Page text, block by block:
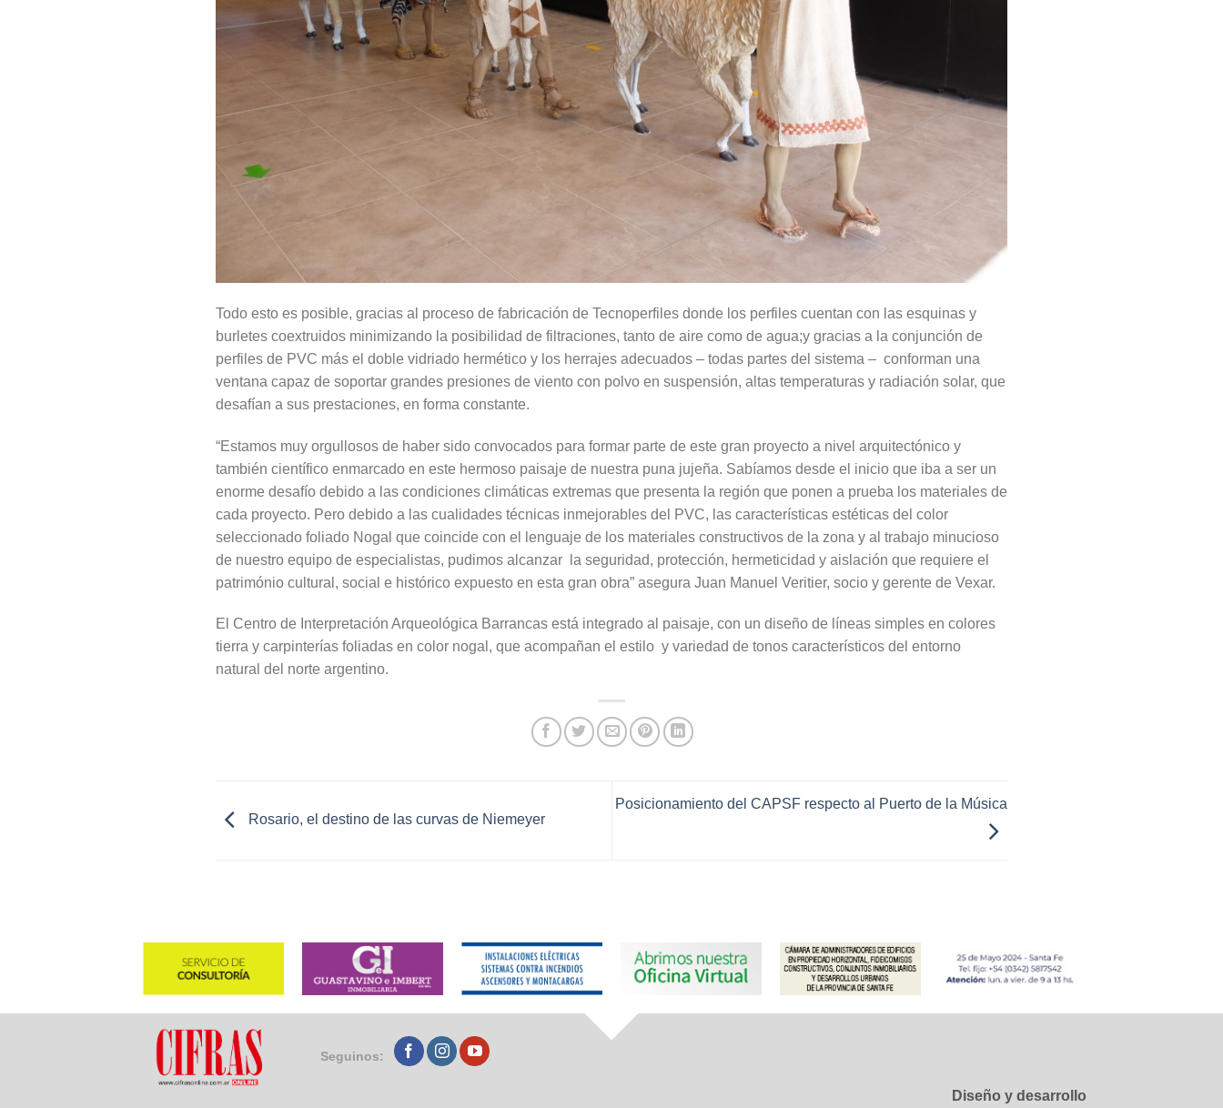
Todo esto es posible, gracias al proceso de fabricación de Tecnoperfiles donde los perfiles cuentan con las esquinas y
burletes coextruidos minimizando la posibilidad de filtraciones, tanto de aire como de agua;y gracias a la conjunción de
perfiles de PVC más el doble vidriado hermético y los herrajes adecuados – todas partes del sistema – conforman una
ventana capaz de soportar grandes presiones de viento con polvo en suspensión, altas temperaturas y radiación solar, que
desafían a sus prestaciones, en forma constante.
“Estamos muy orgullosos de haber sido convocados para formar parte de este gran proyecto a nivel arquitectónico y
también científico enmarcado en este hermoso paisaje de nuestra puna jujeña. Sabíamos desde el inicio que iba a ser un
enorme desafío debido a las condiciones climáticas extremas que presenta la región que ponen a prueba los materiales de
cada proyecto. Pero debido a las cualidades técnicas inmejorables del PVC, las características estéticas del color
seleccionado foliado Nogal que coincide con el lenguaje de los materiales constructivos de la zona y al trabajo minucioso
de nuestro equipo de especialistas, pudimos alcanzar la seguridad, protección, hermeticidad y aislación que requiere el
património cultural, social e histórico expuesto en esta gran obra” asegura Juan Manuel Veritier, socio y gerente de Vexar.
El Centro de Interpretación Arqueológica Barrancas está integrado al paisaje, con un diseño de líneas simples en colores
tierra y carpinterías foliadas en color nogal, que acompañan el estilo y variedad de tonos característicos del entorno
natural del norte argentino.
Rosario, el destino de las curvas de Niemeyer
Posicionamiento del CAPSF respecto al Puerto de la Música
Seguinos:
Diseño y desarrollo